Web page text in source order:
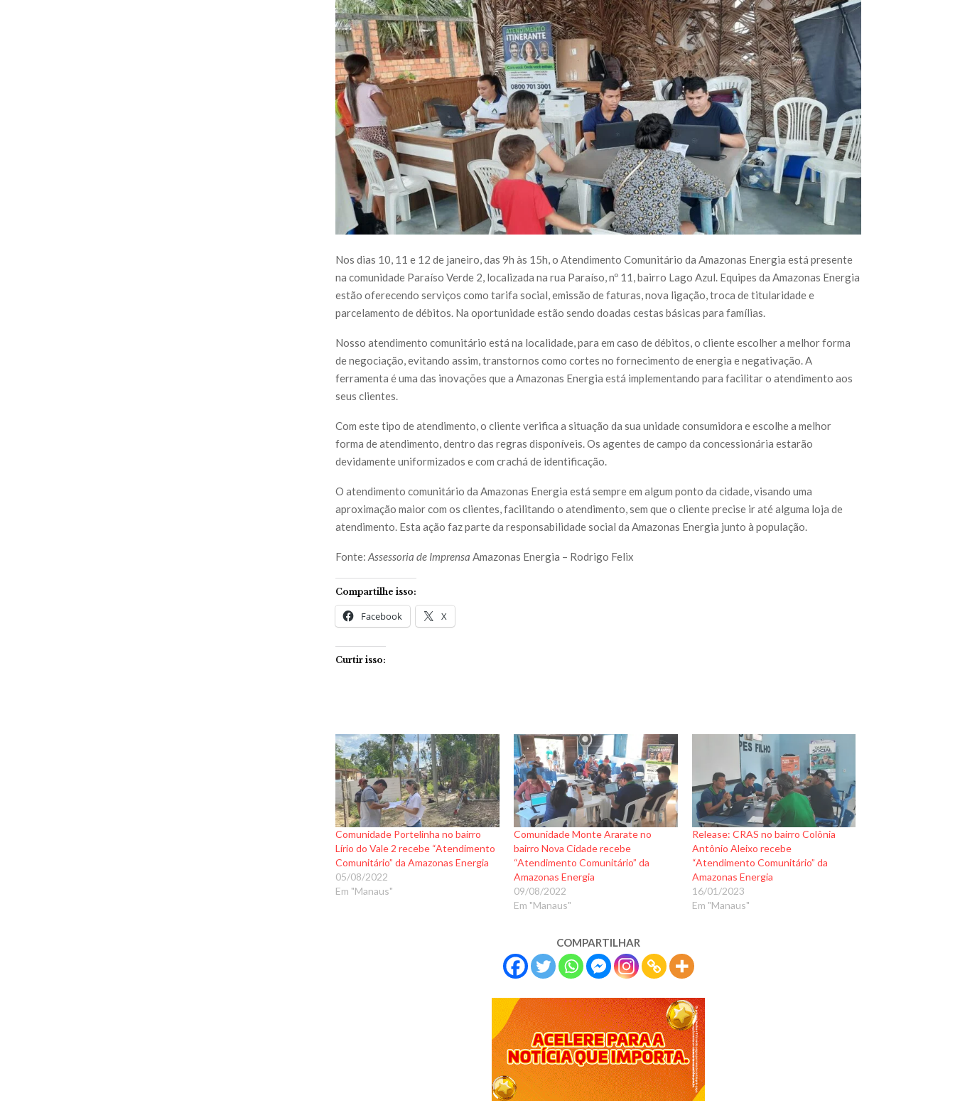
Nos dias 10, 11 e 12 de janeiro, das 9h às 15h, o Atendimento Comunitário da Amazonas Energia está presente
na comunidade Paraíso Verde 2, localizada na rua Paraíso, nº 11, bairro Lago Azul. Equipes da Amazonas Energia
estão oferecendo serviços como tarifa social, emissão de faturas, nova ligação, troca de titularidade e
parcelamento de débitos. Na oportunidade estão sendo doadas cestas básicas para famílias.
Nosso atendimento comunitário está na localidade, para em caso de débitos, o cliente escolher a melhor forma
de negociação, evitando assim, transtornos como cortes no fornecimento de energia e negativação. A
ferramenta é uma das inovações que a Amazonas Energia está implementando para facilitar o atendimento aos
seus clientes.
Com este tipo de atendimento, o cliente verifica a situação da sua unidade consumidora e escolhe a melhor
forma de atendimento, dentro das regras disponíveis. Os agentes de campo da concessionária estarão
devidamente uniformizados e com crachá de identificação.
O atendimento comunitário da Amazonas Energia está sempre em algum ponto da cidade, visando uma
aproximação maior com os clientes, facilitando o atendimento, sem que o cliente precise ir até alguma loja de
atendimento. Esta ação faz parte da responsabilidade social da Amazonas Energia junto à população.
Fonte: Assessoria de Imprensa Amazonas Energia – Rodrigo Felix
Compartilhe isso:
Facebook X
Curtir isso:
Comunidade Portelinha no bairro
Lírio do Vale 2 recebe “Atendimento
Comunitário” da Amazonas Energia
05/08/2022
Em "Manaus"
Comunidade Monte Ararate no
bairro Nova Cidade recebe
“Atendimento Comunitário” da
Amazonas Energia
09/08/2022
Em "Manaus"
Release: CRAS no bairro Colônia
Antônio Aleixo recebe
“Atendimento Comunitário” da
Amazonas Energia
16/01/2023
Em "Manaus"
COMPARTILHAR